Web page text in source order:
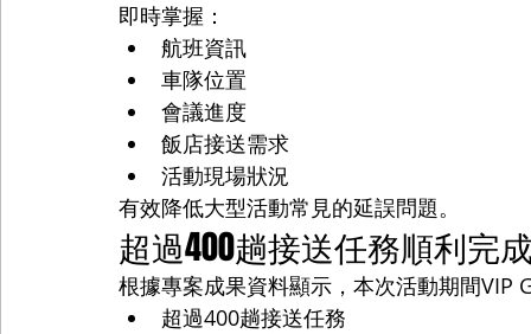
即時掌握：
航班資訊
車隊位置
會議進度
飯店接送需求
活動現場狀況
有效降低大型活動常見的延誤問題。
超過400趟接送任務順利完
根據專案成果資料顯示，本次活動期間VIP
超過400趟接送任務